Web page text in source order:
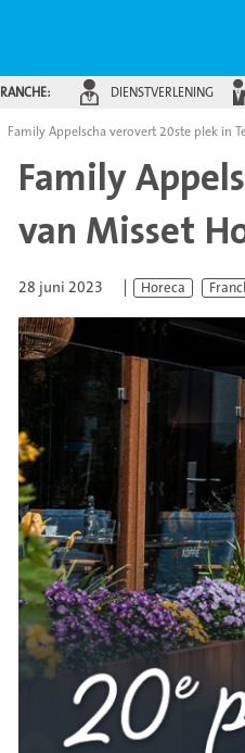
DIENSTVERLENING
Family Appelscha verovert 20ste plek in
Family
van Misset
28 juni 2023 Horeca